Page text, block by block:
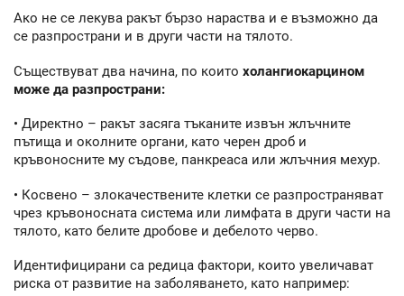
Ако не се лекува ракът бързо нараства и е възможно да
се разпространи и в други части на тялото.
Съществуват два начина, по които холангиокарцином
може да разпространи:
• Директно – ракът засяга тъканите извън жлъчните
пътища и околните органи, като черен дроб и
кръвоносните му съдове, панкреаса или жлъчния мехур.
• Косвено – злокачествените клетки се разпространяват
чрез кръвоносната система или лимфата в други части на
тялото, като белите дробове и дебелото черво.
Идентифицирани са редица фактори, които увеличават
риска от развитие на заболяването, като например: